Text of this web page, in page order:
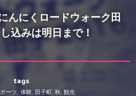
んにくロードウォーク田
込みは明日まで！
tags
ーツ 体験, 田子町 秋 観光